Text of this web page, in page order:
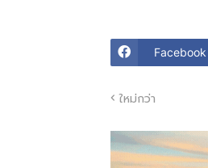
Facebook
ใหม่กว่า